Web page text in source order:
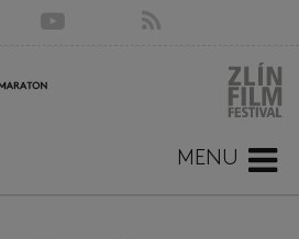
MENU